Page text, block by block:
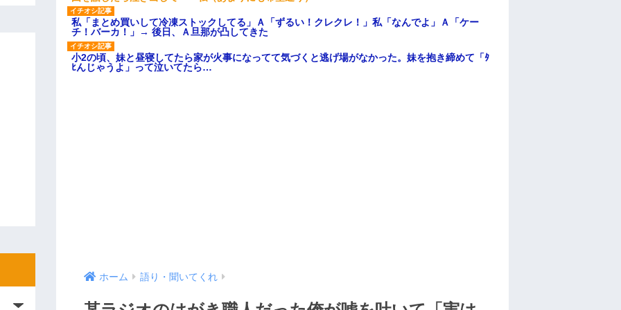
私「まとめ買いして冷凍ストックしてる」Ａ「ずるい！クレクレ！」私「なんでよ」Ａ「ケー
チ！バーカ！」→ 後日、Ａ旦那が凸してきた
小2の頃、妹と昼寝してたら家が火事になってて気づくと逃げ場がなかった。妹を抱き締めて「ﾀ
ﾋんじゃうよ」って泣いてたら…
ホーム 語り・聞いてくれ